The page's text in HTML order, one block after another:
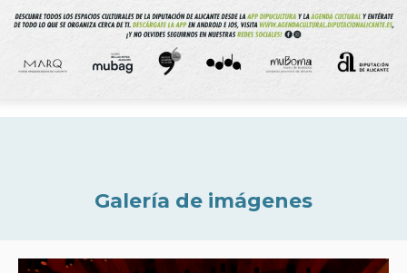
Galería de imágenes